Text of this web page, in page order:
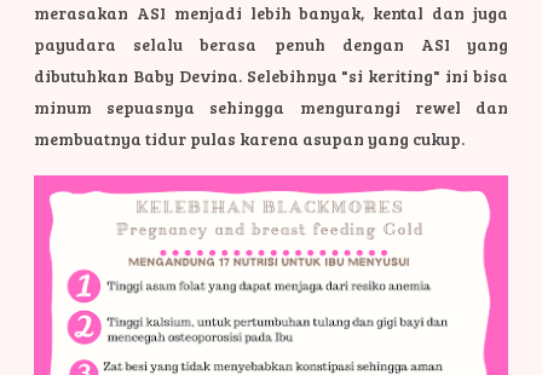
merasakan ASI menjadi lebih banyak, kental dan juga
payudara selalu berasa penuh dengan ASI yang
dibutuhkan Baby Devina. Selebihnya "si keriting" ini bisa
minum sepuasnya sehingga mengurangi rewel dan
membuatnya tidur pulas karena asupan yang cukup.